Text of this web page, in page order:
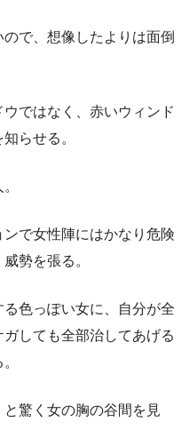
で、想像したよりは面倒
ではなく、赤いウィンド
らせる。
で女性陣にはかなり危険
勢を張る。
色っぽい女に、自分が全
しても全部治してあげる
驚く女の胸の谷間を見